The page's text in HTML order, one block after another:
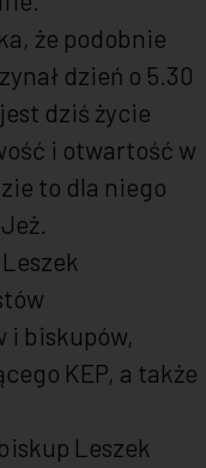
że podobnie
dzień o 5.30
dziś życie
i otwartość w
to dla niego
i biskupów,
KEP, a także
Leszek